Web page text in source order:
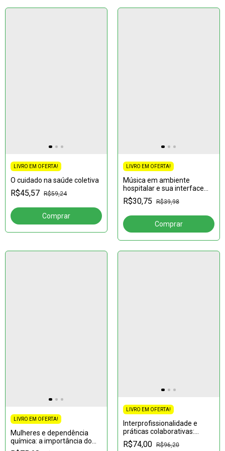
LIVRO EM OFERTA!
O cuidado na saúde coletiva
R$45,57 R$59,24
LIVRO EM OFERTA!
Música em ambiente
hospitalar e sua interface
com a bioética
R$30,75 R$39,98
LIVRO EM OFERTA!
Mulheres e dependência
química: a importância do
olhar para o gênero nos
LIVRO EM OFERTA!
Interprofissionalidade e
práticas colaborativas:
Experiências na formação e
no trabalho em saúde
R$74,00 R$96,20